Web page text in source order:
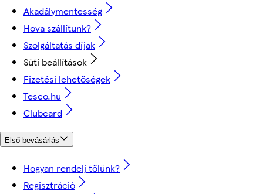
Akadálymentesség
Hova szállítunk?
Szolgáltatás díjak
Süti beállítások
Fizetési lehetőségek
Tesco.hu
Clubcard
Első bevásárlás
Hogyan rendelj tőlünk?
Regisztráció